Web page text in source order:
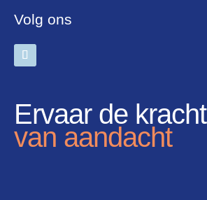
Volg ons
Ervaar de kracht
van aandacht